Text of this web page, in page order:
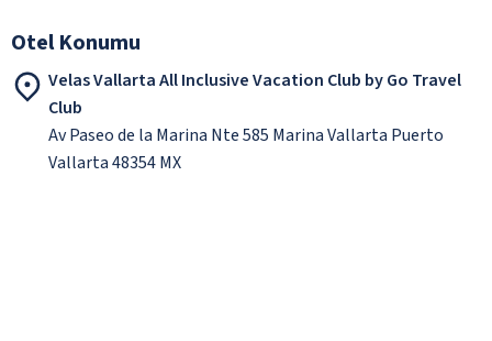
Otel Konumu
Velas Vallarta All Inclusive Vacation Club by Go Travel
Club
Av Paseo de la Marina Nte 585 Marina Vallarta Puerto
Vallarta 48354 MX